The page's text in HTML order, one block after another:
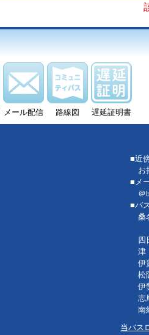
メール配信 路線図 遅延証明書
■近
お
■メ
＠
■バ
桑
四
津
伊
松
伊
志
南
当バス